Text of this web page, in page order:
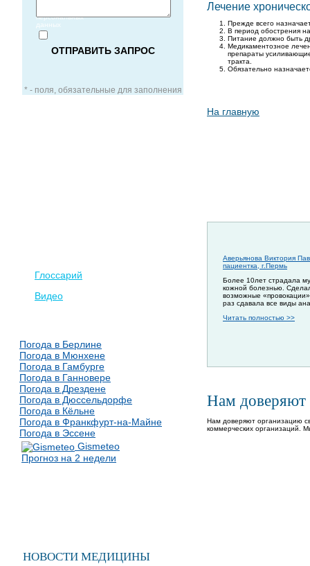
персональных
данных
* - поля, обязательные для заполнения
Глоссарий
Видео
Погода в Берлине
Погода в Мюнхене
Погода в Гамбурге
Погода в Ганновере
Погода в Дрездене
Погода в Дюссельдорфе
Погода в Кёльне
Погода в Франкфурт-на-Майне
Погода в Эссене
Gismeteo
Прогноз на 2 недели
НОВОСТИ МЕДИЦИНЫ
Лечение
Прежде всего
В период обострения
Питание должно быть
Медикаментозное
препараты
тракта.
Обязательно
На главную
Аверьянова Виктория
пациентка, г.Пермь
Более 10лет страдала
кожной болезнью.
возможные
раз сдавала все виды
Читать полностью >>
Нам доверяют
Нам доверяют организацию
коммерческих организаций.